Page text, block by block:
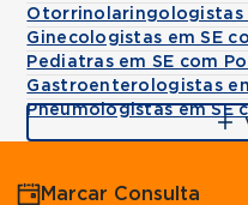
Otorrinolaringologistas
Ginecologistas em SE
Pediatras em SE com
Gastroenterologistas
Pneumologistas em SE
Marcar Consulta